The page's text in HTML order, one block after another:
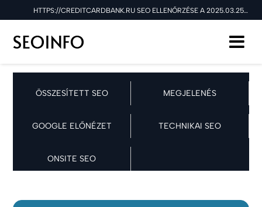
HTTPS://CREDITCARDBANK.RU SEO ELLENŐRZÉSE A 2025.03.25 NAPON
ÖSSZESÍTETT SEO MEGJELENÉS
GOOGLE ELŐNÉZET TECHNIKAI SEO
ONSITE SEO